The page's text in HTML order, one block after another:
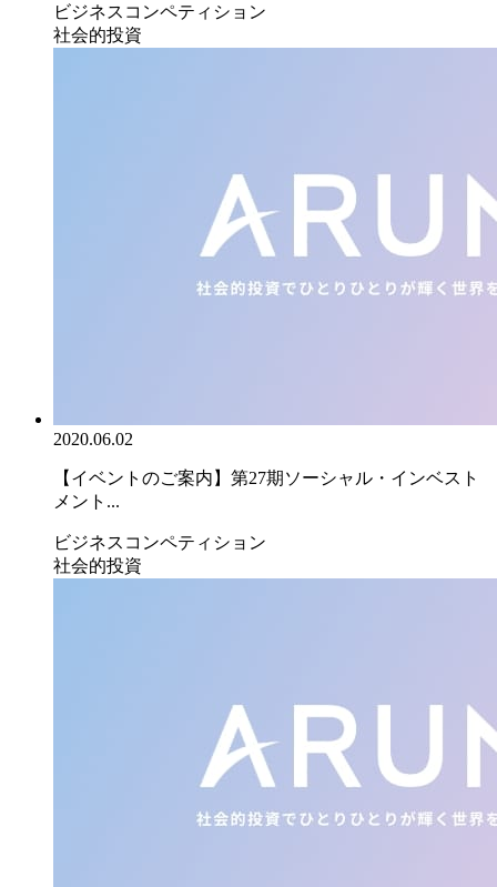
ビジネスコンペティション
社会的投資
2020.06.02
【イベントのご案内】第27期ソーシャル・インベスト
メント...
ビジネスコンペティション
社会的投資